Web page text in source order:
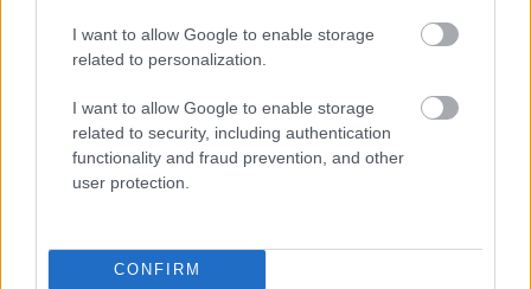
I want to allow Google to enable storage
related to personalization.
I want to allow Google to enable storage
related to security, including authentication
functionality and fraud prevention, and other
user protection.
CONFIRM